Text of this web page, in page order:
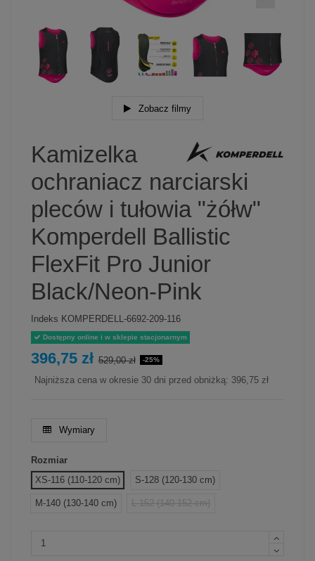
Zobacz filmy
Kamizelka
ochraniacz narciarski
pleców i tułowia "żółw"
Komperdell Ballistic
FlexFit Pro Junior
Black/Neon-Pink
Indeks KOMPERDELL-6692-209-116
Dostępny online i w sklepie stacjonarnym
396,75 zł 529,00 zł -25%
Najniższa cena w okresie 30 dni przed obniżką: 396,75 zł
Wymiary
Rozmiar
XS-116 (110-120 cm)
S-128 (120-130 cm)
M-140 (130-140 cm) L-152 (140-152 cm)